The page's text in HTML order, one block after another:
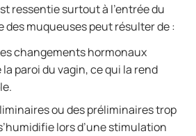
ressentie surtout à l’entrée du
des muqueuses peut résulter de :
changements hormonaux
paroi du vagin, ce qui la rend
ou des préliminaires trop
lors d’une stimulation